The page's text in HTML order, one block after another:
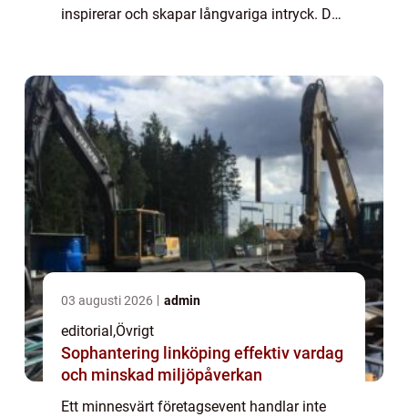
inspirerar och skapar långvariga intryck. De
03 augusti 2026 admin
editorial ,Övrigt
Sophantering linköping effektiv vardag
och minskad miljöpåverkan
Ett minnesvärt företagsevent handlar inte